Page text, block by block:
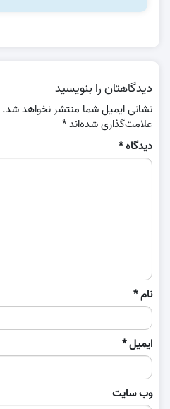
دیدگاهتان را بنویسید
نشانی ایمیل شما منتشر نخواهد شد.
علامت‌گذاری شده‌اند*
دیدگاه*
نام*
ایمیل*
وب‌ سایت